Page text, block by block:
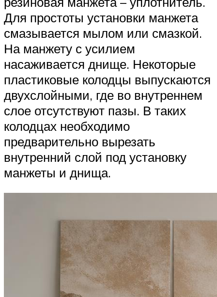
Для простоты установки манжета
смазывается мылом или смазкой.
На манжету с усилием
насаживается днище. Некоторые
пластиковые колодцы выпускаются
двухслойными, где во внутреннем
слое отсутствуют пазы. В таких
колодцах необходимо
предварительно вырезать
внутренний слой под установку
манжеты и днища.